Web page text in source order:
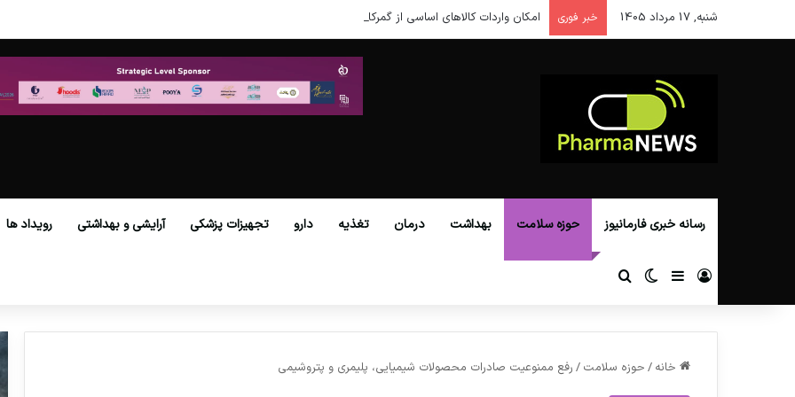
شنبه, 17 مرداد 1405 خبر فوری امکان واردات کالاهای اساسی از گمرکات همه استان‌ها فراهم شد.
رسانه خبری فارمانیوز حوزه سلامت بهداشت درمان تغذیه دارو تجهیزات پزشکی آرایشی و بهداشتی رویداد ها
ورود سایدبارتغییر پوسته
خانه / حوزه سلامت / ‌رفع ممنوعیت صادرات محصولات شیمیایی، پلیمری و پتروشیمی